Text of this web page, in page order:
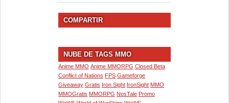
COMPARTIR
NUBE DE TAGS MMO
Anime MMO Anime MMORPG Closed Beta
Conflict of Nations FPS Gameforge
Giveaway Gratis Iron Sight IronSight MMO
MMOGratis MMORPG NosTale Promo